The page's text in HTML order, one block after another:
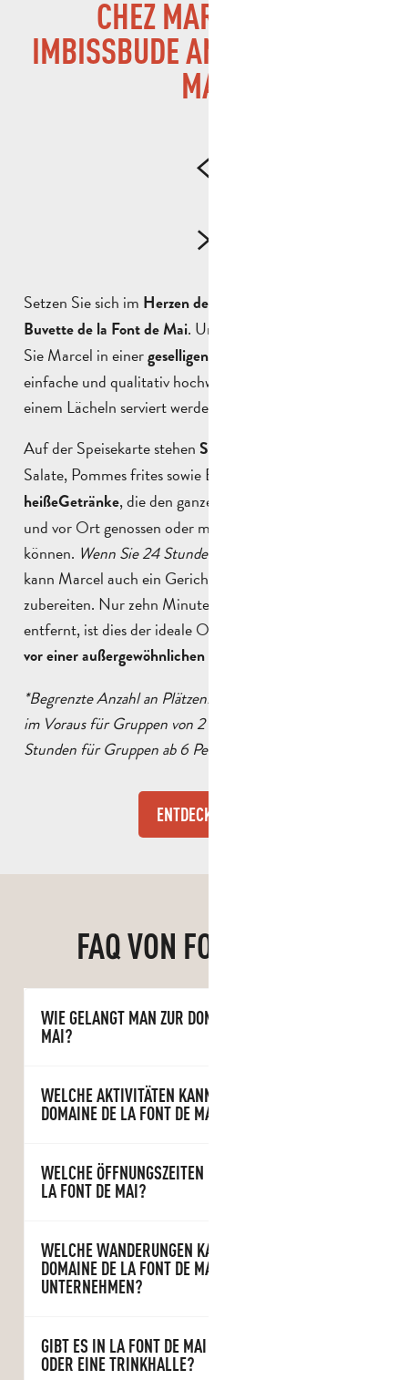
CHEZ MARCEL, DIE
IMBISSBUDE AN DER FONT DE
MAI
Setzen Sie sich im Herzen der Hügel
Buvette de la Font de Mai. Unter der Pergola empfängt
Sie Marcel in einergeselligen Atmosphäre
einfache und qualitativ hochwertige Speisen an, die mit
einem Lächeln serviert werden.
Auf der Speisekarte stehen Sandwiches
Salate, Pommes frites sowie Eis und
heißeGetränke, die den ganzen Tag über
und vor Ort genossen oder mitgenommen werden
können. Wenn Sie 24 Stunden im Voraus* reservieren
kann Marcel auch ein Gericht für Ihre Gruppe
zubereiten. Nur zehn Minuten vom Stadtzentrum
entfernt, ist dies der ideale Ort für eine Gourmetpause
vor einer außergewöhnlichen Landschaft
*Begrenzte Anzahl an Plätzen: Reservierung 24 Stunden
im Voraus für Gruppen von 2 bis 4 Personen und 72
Stunden für Gruppen ab 6 Personen.
ENTDECKEN SIE
FAQ VON FONT DE MAI
WIE GELANGT MAN ZUR DOMAINE DE LA FONT DE
MAI?
WELCHE AKTIVITÄTEN KANN MAN AUF DER
DOMAINE DE LA FONT DE MAI MACHEN?
WELCHE ÖFFNUNGSZEITEN HAT DIE DOMAINE DE
LA FONT DE MAI?
WELCHE WANDERUNGEN KANN MAN VON DER
DOMAINE DE LA FONT DE MAI AUS
UNTERNEHMEN?
GIBT ES IN LA FONT DE MAI EINE BRAUEREI
ODER EINE TRINKHALLE?